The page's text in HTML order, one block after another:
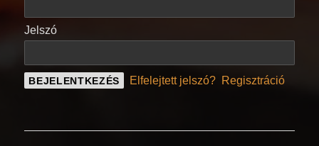
Jelszó
Elfelejtett jelszó? Regisztráció